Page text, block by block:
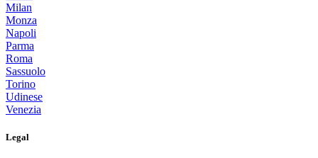
Milan
Monza
Napoli
Parma
Roma
Sassuolo
Torino
Udinese
Venezia
Legal